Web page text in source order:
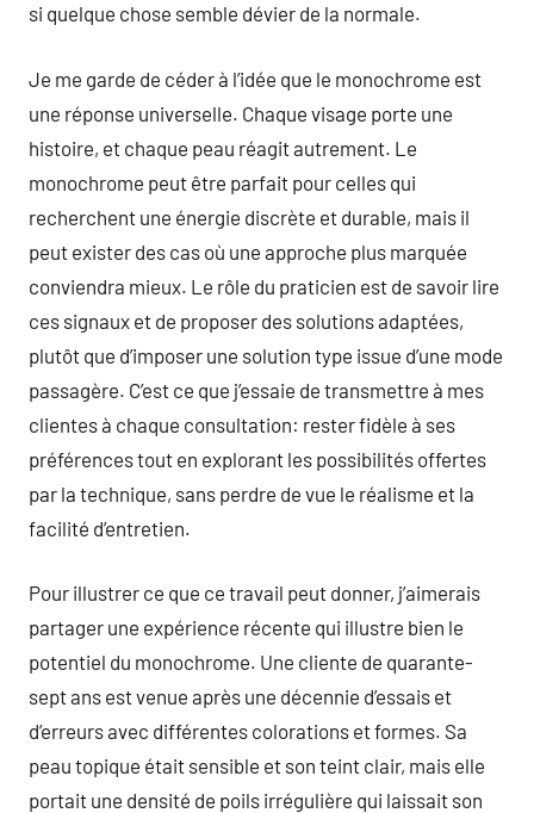
si quelque chose semble dévier de la normale.
Je me garde de céder à l’idée que le monochrome est
une réponse universelle. Chaque visage porte une
histoire, et chaque peau réagit autrement. Le
monochrome peut être parfait pour celles qui
recherchent une énergie discrète et durable, mais il
peut exister des cas où une approche plus marquée
conviendra mieux. Le rôle du praticien est de savoir lire
ces signaux et de proposer des solutions adaptées,
plutôt que d’imposer une solution type issue d’une mode
passagère. C’est ce que j’essaie de transmettre à mes
clientes à chaque consultation: rester fidèle à ses
préférences tout en explorant les possibilités offertes
par la technique, sans perdre de vue le réalisme et la
facilité d’entretien.
Pour illustrer ce que ce travail peut donner, j’aimerais
partager une expérience récente qui illustre bien le
potentiel du monochrome. Une cliente de quarante-
sept ans est venue après une décennie d’essais et
d’erreurs avec différentes colorations et formes. Sa
peau topique était sensible et son teint clair, mais elle
portait une densité de poils irrégulière qui laissait son